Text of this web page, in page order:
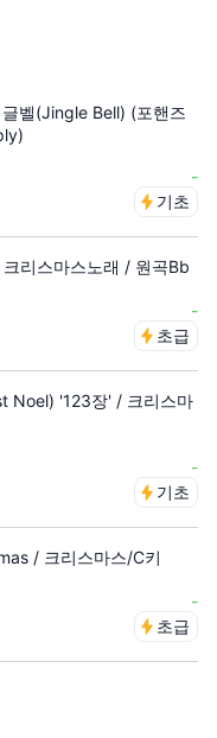
벨(Jingle Bell) (포핸즈
-
기초
리스마스노래 / 원곡Bb
-
초급
Noel) '123장' / 크리스마
-
기초
/ 크리스마스/C키
-
초급